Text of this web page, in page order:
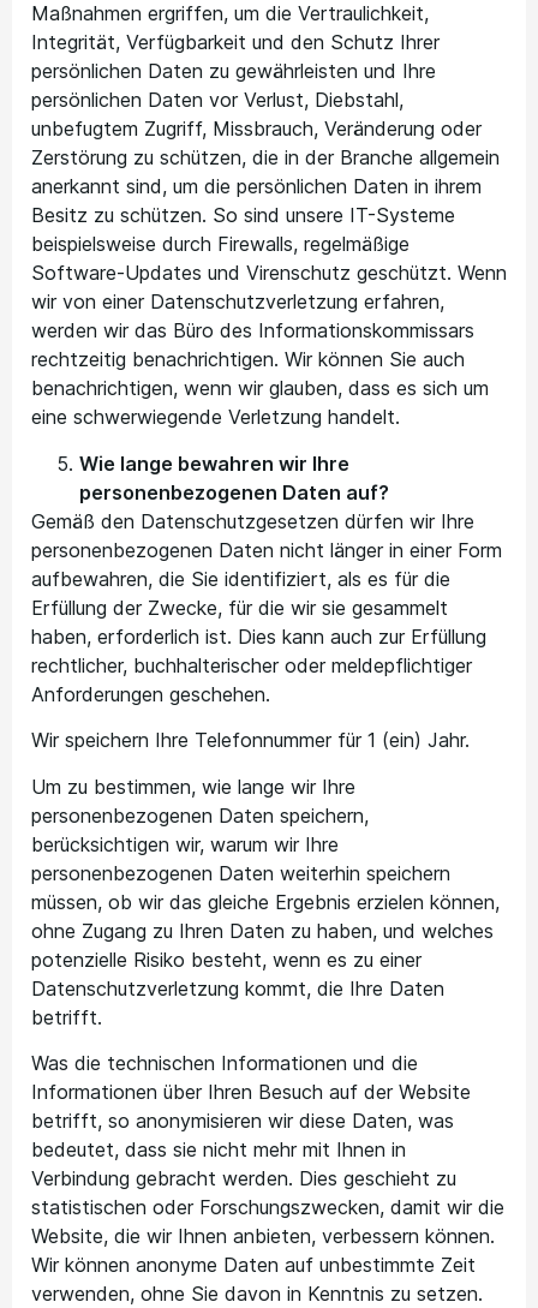
Maßnahmen ergriffen, um die Vertraulichkeit,
Integrität, Verfügbarkeit und den Schutz Ihrer
persönlichen Daten zu gewährleisten und Ihre
persönlichen Daten vor Verlust, Diebstahl,
unbefugtem Zugriff, Missbrauch, Veränderung oder
Zerstörung zu schützen, die in der Branche allgemein
anerkannt sind, um die persönlichen Daten in ihrem
Besitz zu schützen. So sind unsere IT-Systeme
beispielsweise durch Firewalls, regelmäßige
Software-Updates und Virenschutz geschützt. Wenn
wir von einer Datenschutzverletzung erfahren,
werden wir das Büro des Informationskommissars
rechtzeitig benachrichtigen. Wir können Sie auch
benachrichtigen, wenn wir glauben, dass es sich um
eine schwerwiegende Verletzung handelt.
Wie lange bewahren wir Ihre
personenbezogenen Daten auf?
Gemäß den Datenschutzgesetzen dürfen wir Ihre
personenbezogenen Daten nicht länger in einer Form
aufbewahren, die Sie identifiziert, als es für die
Erfüllung der Zwecke, für die wir sie gesammelt
haben, erforderlich ist. Dies kann auch zur Erfüllung
rechtlicher, buchhalterischer oder meldepflichtiger
Anforderungen geschehen.
Wir speichern Ihre Telefonnummer für 1 (ein) Jahr.
Um zu bestimmen, wie lange wir Ihre
personenbezogenen Daten speichern,
berücksichtigen wir, warum wir Ihre
personenbezogenen Daten weiterhin speichern
müssen, ob wir das gleiche Ergebnis erzielen können,
ohne Zugang zu Ihren Daten zu haben, und welches
potenzielle Risiko besteht, wenn es zu einer
Datenschutzverletzung kommt, die Ihre Daten
betrifft.
Was die technischen Informationen und die
Informationen über Ihren Besuch auf der Website
betrifft, so anonymisieren wir diese Daten, was
bedeutet, dass sie nicht mehr mit Ihnen in
Verbindung gebracht werden. Dies geschieht zu
statistischen oder Forschungszwecken, damit wir die
Website, die wir Ihnen anbieten, verbessern können.
Wir können anonyme Daten auf unbestimmte Zeit
verwenden, ohne Sie davon in Kenntnis zu setzen.